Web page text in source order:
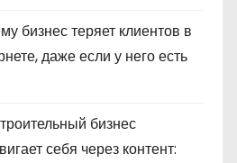
бизнес теряет клиентов в
даже если у него есть
бизнес
себя через контент: